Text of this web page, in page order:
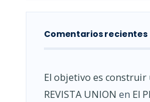
Comentarios recientes
El objetivo es construir
REVISTA UNION en El